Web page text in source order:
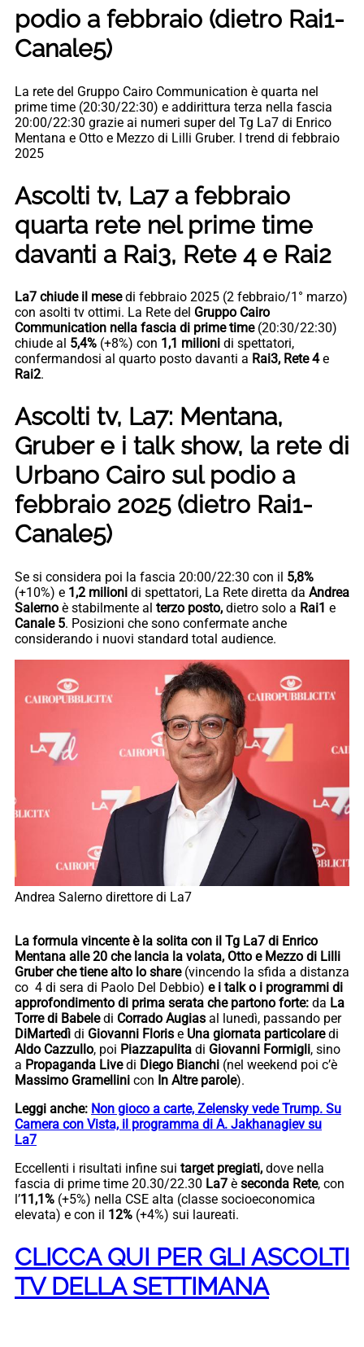
podio a febbraio (dietro Rai1-
Canale5)
La rete del Gruppo Cairo Communication è quarta nel
prime time (20:30/22:30) e addirittura terza nella fascia
20:00/22:30 grazie ai numeri super del Tg La7 di Enrico
Mentana e Otto e Mezzo di Lilli Gruber. I trend di febbraio
2025
Ascolti tv, La7 a febbraio
quarta rete nel prime time
davanti a Rai3, Rete 4 e Rai2
La7 chiude il mesedi febbraio 2025 (2 febbraio/1° marzo)
con asolti tv ottimi. La Rete del Gruppo Cairo
Communication nella fascia di prime time (20:30/22:30)
chiude al 5,4% (+8%) con 1,1 milioni di spettatori,
confermandosi al quarto posto davanti a Rai3, Rete 4e
Rai2.
Ascolti tv, La7: Mentana,
Gruber e i talk show, la rete di
Urbano Cairo sul podio a
febbraio 2025 (dietro Rai1-
Canale5)
Se si considera poi la fascia 20:00/22:30 con il 5,8%
(+10%) e 1,2 milioni di spettatori, La Rete diretta da Andrea
Salerno è stabilmente al terzo posto, dietro solo a Rai1 e
Canale 5. Posizioni che sono confermate anche
considerando i nuovi standard total audience.
Andrea Salerno direttore di La7
La formula vincente è la solita con il Tg La7 di Enrico
Mentana alle 20 che lancia la volata, Otto e Mezzo di Lilli
Gruber che tiene alto lo share (vincendo la sfida a distanza
co 4 di sera di Paolo Del Debbio) e i talk o i programmi di
approfondimento di prima serata che partono forte: da La
Torre di Babeledi Corrado Augias al lunedì, passando per
DiMartedì di Giovanni Floris e Una giornata particolaredi
Aldo Cazzullo, poi Piazzapulita di Giovanni Formigli, sino
a Propaganda Livedi Diego Bianchi (nel weekend poi c’è
Massimo Gramellini con In Altre parole).
Leggi anche: Non gioco a carte, Zelensky vede Trump. Su
Camera con Vista, il programma di A. Jakhanagiev su
La7
Eccellenti i risultati infine sui target pregiati, dove nella
fascia di prime time 20.30/22.30 La7 è seconda Rete, con
l’11,1% (+5%) nella CSE alta (classe socioeconomica
elevata) e con il 12% (+4%) sui laureati.
CLICCA QUI PER GLI ASCOLTI
TV DELLA SETTIMANA